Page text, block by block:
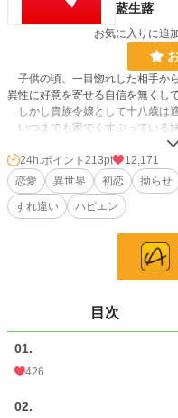
藍生蕗
お気に入りに追
子供の頃、一目惚れした相手か
異性に好意を寄せる自信を無くし
しかし貴族令嬢として十八歳は適
いつまでも家でくすぶっている
した。しかしその相手には既に非
の場で醜聞に巻き込まれてしまう。
※ 本編は4万字くらいのお話です
※ 他のサイトでも公開してます
※ 性格の悪い腹黒王子が出ます（
※ 6/19 HOTランキング7位！ 10
→同日2位！ 書いてて良かった
小説
恋愛
お気に入り
24h.ポイント 213pt
12,171
恋愛
異世界 初恋 拗らせ
すれ違い
ハピエン
目次
01.
426
02.